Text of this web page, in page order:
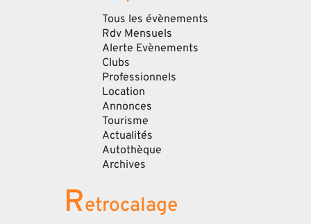
Tous les évènements
Rdv Mensuels
Alerte Evènements
Clubs
Professionnels
Location
Annonces
Tourisme
Actualités
Autothèque
Archives
Retrocalage